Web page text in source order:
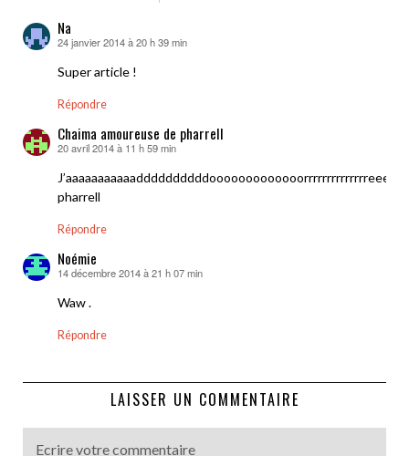
Na
dit :
24 janvier 2014 à 20 h 39 min
Super article !
Répondre
Chaima amoureuse de pharrell
dit :
20 avril 2014 à 11 h 59 min
pharrell
Répondre
Noémie
dit :
14 décembre 2014 à 21 h 07 min
Waw .
Répondre
LAISSER UN COMMENTAIRE